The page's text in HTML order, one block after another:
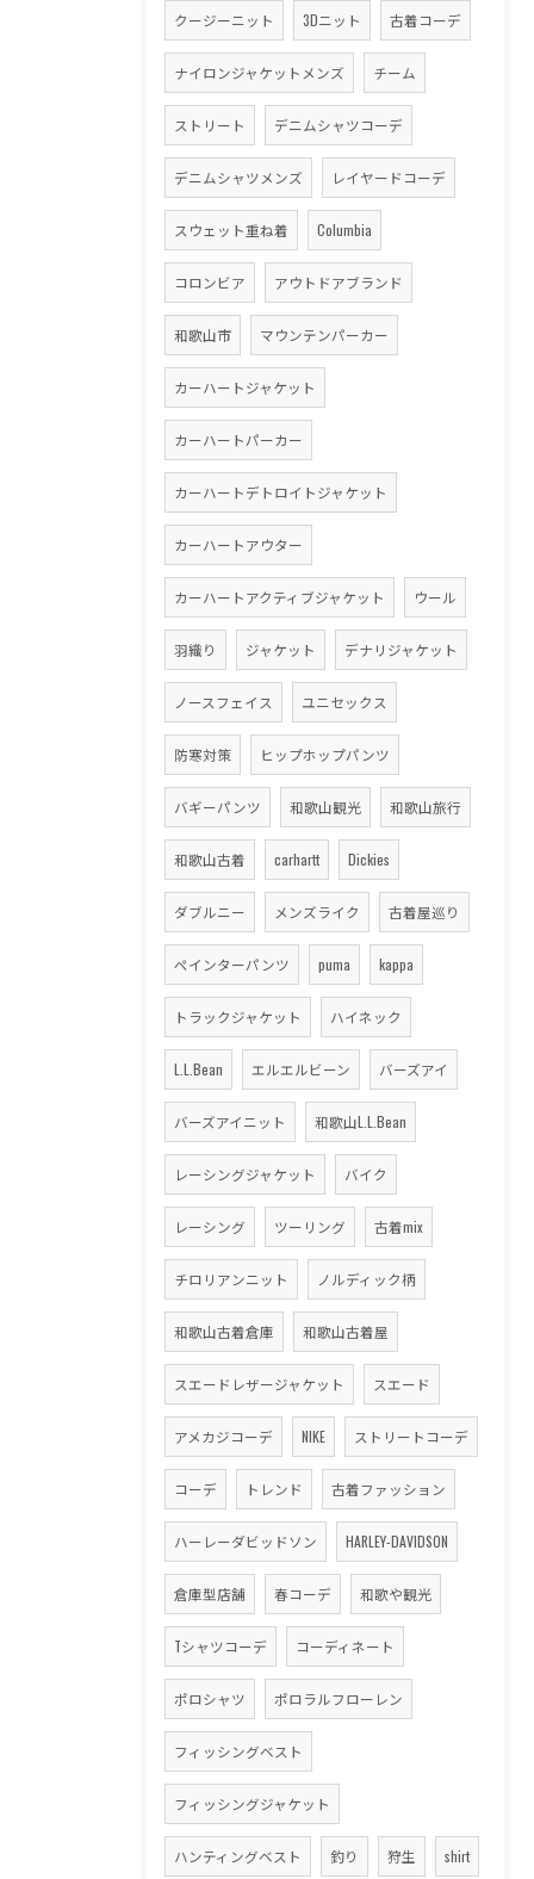
クージーニット 3Dニット 古着コーデ
ナイロンジャケットメンズ チーム
ストリート デニムシャツコーデ
デニムシャツメンズ レイヤードコーデ
スウェット重ね着 Columbia
コロンビア アウトドアブランド
和歌山市 マウンテンパーカー
カーハートジャケット
カーハートパーカー
カーハートデトロイトジャケット
カーハートアウター
カーハートアクティブジャケット ウール
羽織り ジャケット デナリジャケット
ノースフェイス ユニセックス
防寒対策 ヒップホップパンツ
バギーパンツ 和歌山観光 和歌山旅行
和歌山古着 carhartt Dickies
ダブルニー メンズライク 古着屋巡り
ペインターパンツ puma kappa
トラックジャケット ハイネック
L.L.Bean エルエルビーン バーズアイ
バーズアイニット 和歌山L.L.Bean
レーシングジャケット バイク
レーシング ツーリング 古着mix
チロリアンニット ノルディック柄
和歌山古着倉庫 和歌山古着屋
スエードレザージャケット スエード
アメカジコーデ NIKE ストリートコーデ
コーデ トレンド 古着ファッション
ハーレーダビッドソン HARLEY-DAVIDSON
倉庫型店舗 春コーデ 和歌や観光
Tシャツコーデ コーディネート
ポロシャツ ポロラルフローレン
フィッシングベスト
フィッシングジャケット
ハンティングベスト 釣り 狩生 shirt